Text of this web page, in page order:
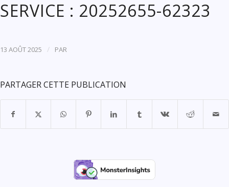
SERVICE : 20252655-62323
13 AOÛT 2025 / PAR
PARTAGER CETTE PUBLICATION